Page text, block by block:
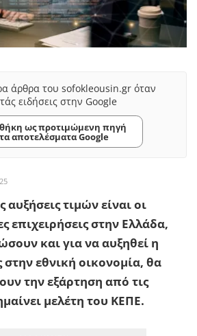
άρθρα του sofokleousin.gr όταν
ειδήσεις στην Google
ως προτιμώμενη πηγή
αποτελέσματα Google
αυξήσεις τιμών είναι οι
επιχειρήσεις στην Ελλάδα,
και για να αυξηθεί η
εθνική οικονομία, θα
την εξάρτηση από τις
μελέτη του ΚΕΠΕ.